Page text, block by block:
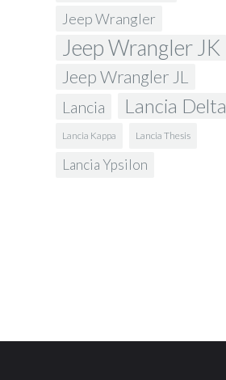
Jeep Wrangler
Jeep Wrangler JK
Jeep Wrangler JL
Lancia Lancia Delta
Lancia Kappa Lancia Thesis
Lancia Ypsilon